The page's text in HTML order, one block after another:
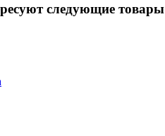
следующие товары